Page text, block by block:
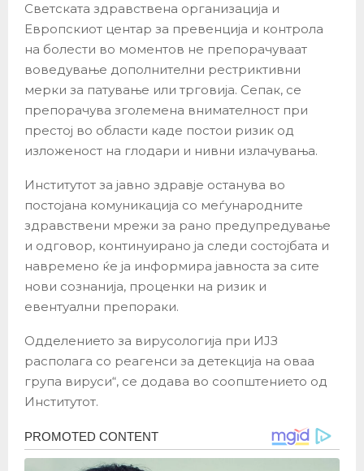
Светската здравствена организација и
Европскиот центар за превенција и контрола
на болести во моментов не препорачуваат
воведување дополнителни рестриктивни
мерки за патување или трговија. Сепак, се
препорачува зголемена внимателност при
престој во области каде постои ризик од
изложеност на глодари и нивни излачувања.
Институтот за јавно здравје останува во
постојана комуникација со меѓународните
здравствени мрежи за рано предупредување
и одговор, континуирано ја следи состојбата и
навремено ќе ја информира јавноста за сите
нови сознанија, проценки на ризик и
евентуални препораки.
Одделението за вирусологија при ИЈЗ
располага со реагенси за детекција на оваа
група вируси“, се додава во соопштението од
Институтот.